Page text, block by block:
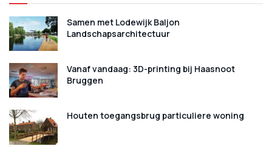
Samen met Lodewijk Baljon
Landschapsarchitectuur
Vanaf vandaag: 3D-printing bij Haasnoot
Bruggen
Houten toegangsbrug particuliere woning